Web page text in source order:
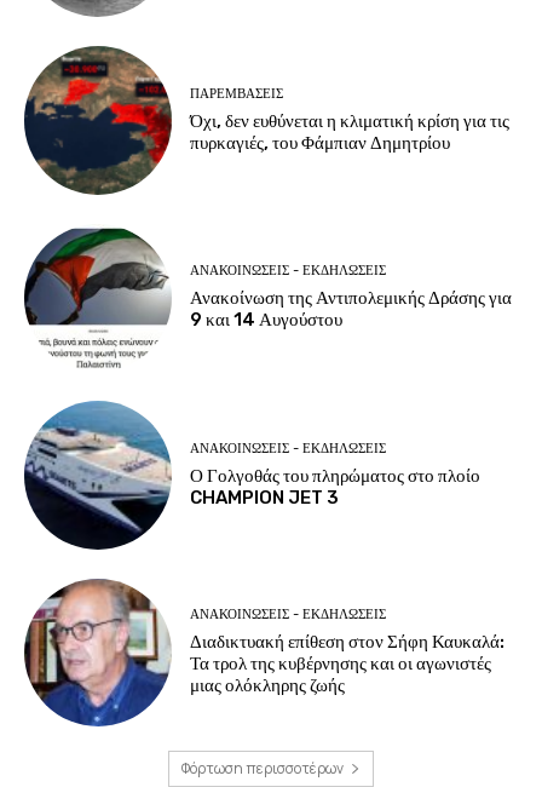
ΠΑΡΕΜΒΑΣΕΙΣ
Όχι, δεν ευθύνεται η κλιματική κρίση για τις
πυρκαγιές, του Φάμπιαν Δημητρίου
ΑΝΑΚΟΙΝΩΣΕΙΣ - ΕΚΔΗΛΩΣΕΙΣ
Ανακοίνωση της Αντιπολεμικής Δράσης για
9 και 14 Αυγούστου
ΑΝΑΚΟΙΝΩΣΕΙΣ - ΕΚΔΗΛΩΣΕΙΣ
Ο Γολγοθάς του πληρώματος στο πλοίο
CHAMPION JET 3
ΑΝΑΚΟΙΝΩΣΕΙΣ - ΕΚΔΗΛΩΣΕΙΣ
Διαδικτυακή επίθεση στον Σήφη Καυκαλά:
Τα τρολ της κυβέρνησης και οι αγωνιστές
μιας ολόκληρης ζωής
Φόρτωση περισσοτέρων